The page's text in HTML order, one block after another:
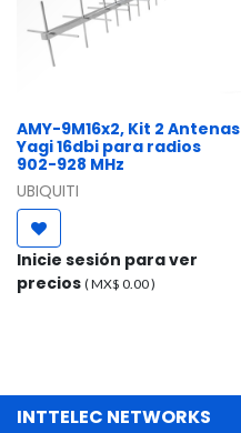
AMY-9M16x2, Kit 2 Antenas
Yagi 16dbi para radios
902-928 MHz
UBIQUITI
Inicie sesión para ver
precios ( MX$ 0.00)
INTTELEC NETWORKS